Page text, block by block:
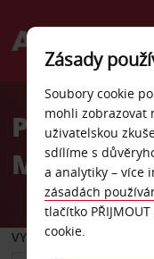
Welcome
Avis
Madryn
VYZVEDNOUT Z
Zásady
Soubory cookie
mohli zobrazovat
uživatelskou
sdílíme s
a analytiky – více
zásadách
tlačítko
cookie.